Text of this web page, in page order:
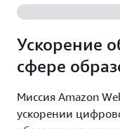
Ускорение
сфере
Миссия Amazon
ускорении